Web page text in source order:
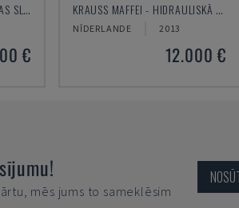
JONES & SHIPMAN - VIRSMAS SLĪPĒŠANAS IEKĀRTA
€
KRAUSS MAFFEI - HIDRAULISKĀ IESMIDZINĀŠANAS MAŠĪNA
NĪDERLANDE 2013
12.000 €
mēs jums to sameklēsim